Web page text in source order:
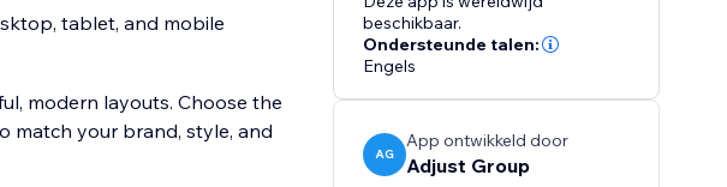
tablet, and mobile
modern layouts. Choose the
match your brand, style, and
beschikbaar.
Ondersteunde talen:
Engels
AG
App ontwikkeld door
Adjust Group